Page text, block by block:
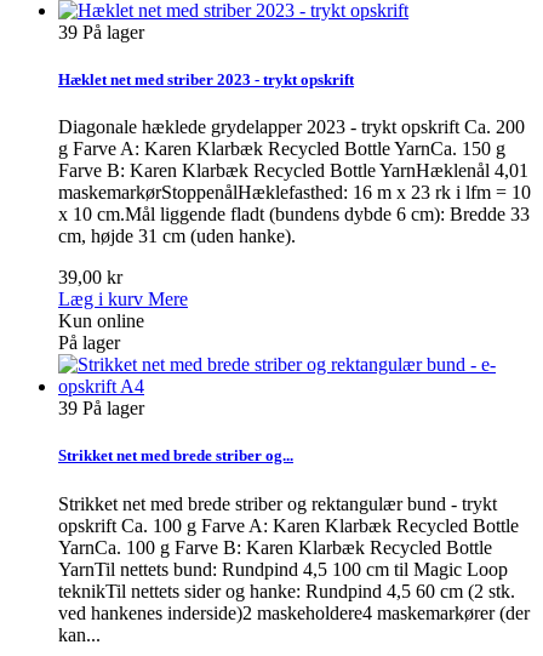
39 På lager
Hæklet net med striber 2023 - trykt opskrift
Diagonale hæklede grydelapper 2023 - trykt opskrift Ca. 200
g Farve A: Karen Klarbæk Recycled Bottle YarnCa. 150 g
Farve B: Karen Klarbæk Recycled Bottle YarnHæklenål 4,01
maskemarkørStoppenålHæklefasthed: 16 m x 23 rk i lfm = 10
x 10 cm.Mål liggende fladt (bundens dybde 6 cm): Bredde 33
cm, højde 31 cm (uden hanke).
39,00 kr
Læg i kurv Mere
Kun online
På lager
39 På lager
Strikket net med brede striber og...
Strikket net med brede striber og rektangulær bund - trykt
opskrift Ca. 100 g Farve A: Karen Klarbæk Recycled Bottle
YarnCa. 100 g Farve B: Karen Klarbæk Recycled Bottle
YarnTil nettets bund: Rundpind 4,5 100 cm til Magic Loop
teknikTil nettets sider og hanke: Rundpind 4,5 60 cm (2 stk.
ved hankenes inderside)2 maskeholdere4 maskemarkører (der
kan...